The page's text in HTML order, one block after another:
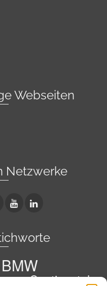
Webseiten
Netzwerke
BMW
Continental